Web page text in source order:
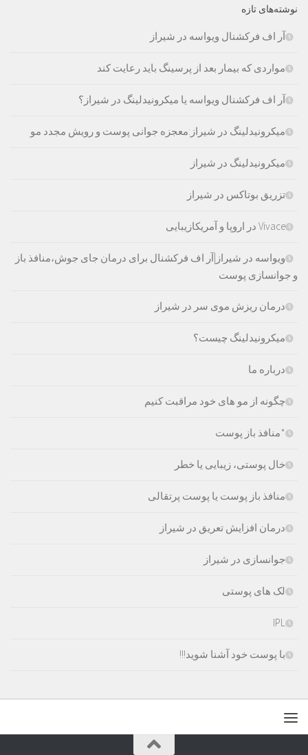
نوشته‌های تازه
آر اف فرکشنال ویواسه در شیراز
مواردی که بیمار بعد از پرسینگ باید رعایت کند
آر اف فرکشنال ویواسه یا میکرونیدلینگ در شیراز؟
میکرونیدلینگ در شیراز:معجزه جوانی پوست و رویش مجدد مو
میکرونیدلینگ در شیراز
تزریق بوتاکس در شیراز
Vivace در اروپا و آمریکازیبایی
ویواسه در شیراز|آر اف فرکشنال برای درمان جای جوش،منافذ باز
و جوانسازی پوست
درمان ریزش موی سر در شیراز
میکرونیدلینگ چیست؟
درباره ما
چگونه از مو های خود مراقبت کنیم
*منافذ باز پوست
خال پوستی، زیبایی یا خطر
منافذ باز پوست یا پوست پرتقالی
درمان افزایش تعریق در شیراز
جوانسازی در شیراز
لک های پوستی
IPL
با پوست خود آشنا شوید!!!